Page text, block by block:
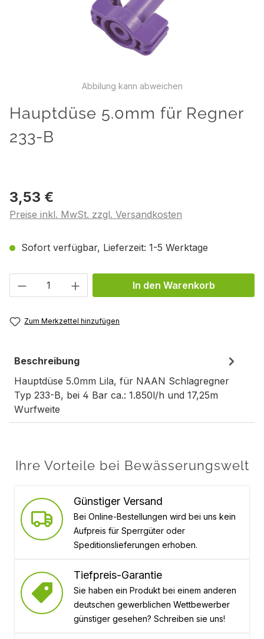
Abbilung kann abweichen
Hauptdüse 5.0mm für Regner
233-B
3,53 €
Preise inkl. MwSt. zzgl. Versandkosten
Sofort verfügbar, Lieferzeit: 1-5 Werktage
Produkt Anzahl: Gib den gewünschten
In den Warenkorb
Zum Merkzettel hinzufügen
Beschreibung
Hauptdüse 5.0mm Lila, für NAAN Schlagregner
Typ 233-B, bei 4 Bar ca.: 1.850l/h und 17,25m
Wurfweite
Ihre Vorteile bei Bewässerungswelt
Günstiger Versand
Bei Online-Bestellungen wird bei uns kein
Aufpreis für Sperrgüter oder
Speditionslieferungen erhoben.
Tiefpreis-Garantie
Sie haben ein Produkt bei einem anderen
deutschen gewerblichen Wettbewerber
günstiger gesehen? Schreiben sie uns!